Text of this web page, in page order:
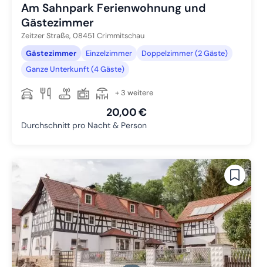
Am Sahnpark Ferienwohnung und
Gästezimmer
Zeitzer Straße, 08451 Crimmitschau
Gästezimmer
Einzelzimmer
Doppelzimmer (2 Gäste)
Ganze Unterkunft (4 Gäste)
+ 3 weitere
20,00 €
Durchschnitt pro Nacht & Person